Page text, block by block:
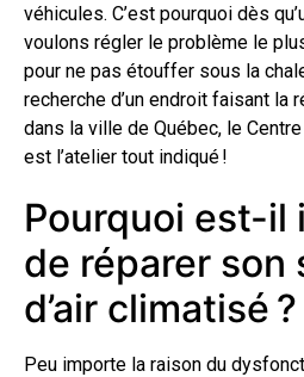
véhicules. C’est pourquoi dès
voulons régler le problème le
pour ne pas étouffer sous la
recherche d’un endroit faisant la
dans la ville de Québec, le
est l’atelier tout indiqué !
Pourquoi est-il
de réparer son
d’air climatisé ?
Peu importe la raison du